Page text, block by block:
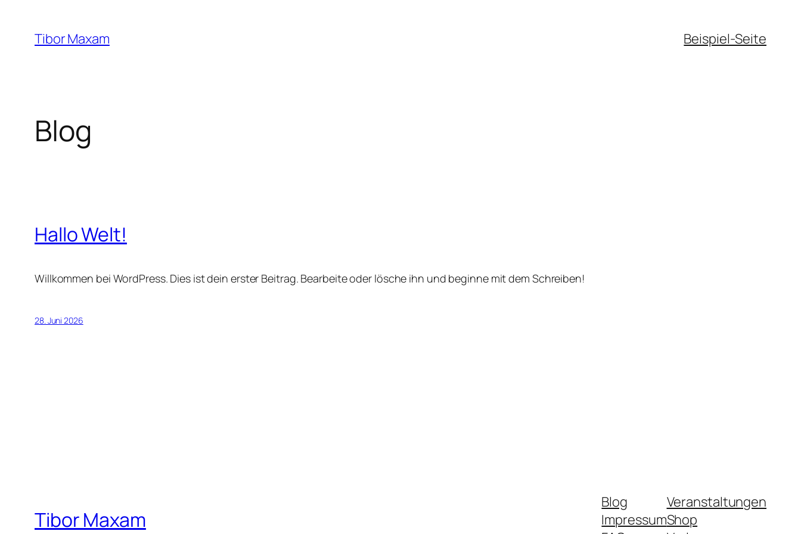
Inhalt
springen
Tibor Maxam Beispiel-Seite
Blog
Hallo Welt!
Willkommen bei WordPress. Dies ist dein erster Beitrag. Bearbeite oder lösche ihn und beginne mit dem Schreiben!
28. Juni 2026
Tibor Maxam
Blog
Impressum
Veranstaltungen
Shop